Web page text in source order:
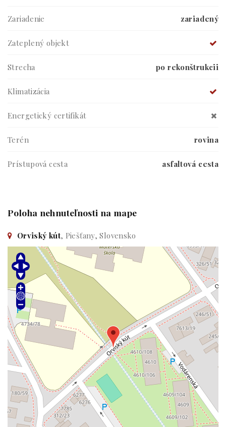
Zariadenie zariadený
Zateplený objekt
Strecha po rekonštrukcii
Klimatizácia
Energetický certifikát
Terén rovina
Prístupová cesta asfaltová cesta
Poloha nehnuteľnosti na mape
Orviský kút, Piešťany, Slovensko